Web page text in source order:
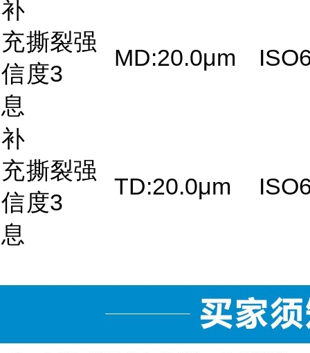
补
充
信
息
撕裂强
度3
MD:20.0μm
补
充
信
息
撕裂强
度3
TD:20.0μm